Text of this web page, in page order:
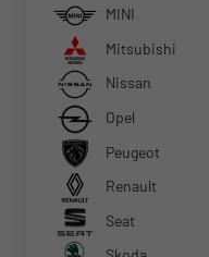
MINI
Mitsubishi
Nissan
Opel
Peugeot
Renault
Seat